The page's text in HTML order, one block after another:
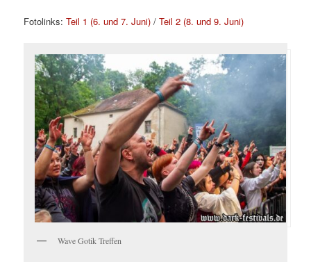
Fotolinks:Teil 1 (6. und 7. Juni) /Teil 2 (8. und 9. Juni)
Wave Gotik Treffen